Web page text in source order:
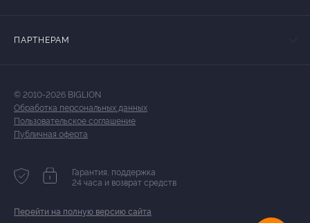
ПАРТНЕРАМ
© 2010-2026 BIGLION
Обработка персональных данных
Пользовательское соглашение
Публичная оферта
Гарантия, поддержка
24 часа и возврат средств
Перейти на полную версию сайта